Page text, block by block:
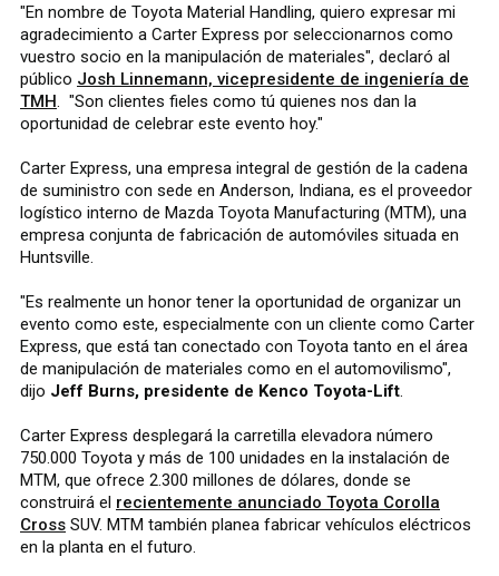
"En nombre de Toyota Material Handling, quiero expresar mi
agradecimiento a Carter Express por seleccionarnos como
vuestro socio en la manipulación de materiales", declaró al
público Josh Linnemann, vicepresidente de ingeniería de
TMH. "Son clientes fieles como tú quienes nos dan la
oportunidad de celebrar este evento hoy."
Carter Express, una empresa integral de gestión de la cadena
de suministro con sede en Anderson, Indiana, es el proveedor
logístico interno de Mazda Toyota Manufacturing (MTM), una
empresa conjunta de fabricación de automóviles situada en
Huntsville.
"Es realmente un honor tener la oportunidad de organizar un
evento como este, especialmente con un cliente como Carter
Express, que está tan conectado con Toyota tanto en el área
de manipulación de materiales como en el automovilismo",
dijo Jeff Burns, presidente de Kenco Toyota-Lift.
Carter Express desplegará la carretilla elevadora número
750.000 Toyota y más de 100 unidades en la instalación de
MTM, que ofrece 2.300 millones de dólares, donde se
construirá el recientemente anunciado Toyota Corolla
Cross SUV. MTM también planea fabricar vehículos eléctricos
en la planta en el futuro.